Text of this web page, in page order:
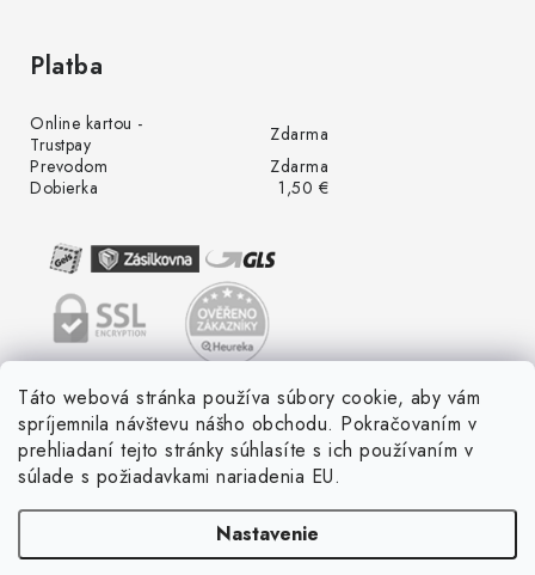
Táto webová stránka používa súbory cookie, aby vám
spríjemnila návštevu nášho obchodu. Pokračovaním v
prehliadaní tejto stránky súhlasíte s ich používaním v
súlade s požiadavkami nariadenia EU.
Nastavenie
Platba
Online kartou -
Trustpay
Zdarma
Prevodom
Zdarma
Dobierka
1,50 €